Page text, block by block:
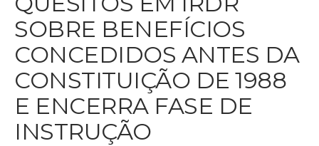
SOBRE BENEFÍCIOS
CONCEDIDOS ANTES DA
CONSTITUIÇÃO DE 1988
E ENCERRA FASE DE
INSTRUÇÃO